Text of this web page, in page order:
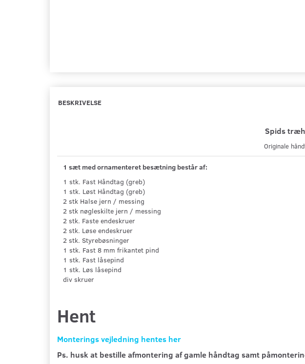
BESKRIVELSE
Spids
Originale
1 sæt med ornamenteret besætning består af:
1 stk. Fast Håndtag (greb)
1 stk. Løst Håndtag (greb)
2 stk Halse jern / messing
2 stk nøgleskilte jern / messing
2 stk. Faste endeskruer
2 stk. Løse endeskruer
2 stk. Styrebøsninger
1 stk. Fast 8 mm frikantet pind
1 stk. Fast låsepind
1 stk. Løs låsepind
div skruer
Hent
Monterings vejledning hentes her
Ps. husk at bestille afmontering af gamle håndtag samt